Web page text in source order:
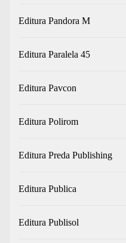
Editura Pandora M
Editura Paralela 45
Editura Pavcon
Editura Polirom
Editura Preda Publishing
Editura Publica
Editura Publisol